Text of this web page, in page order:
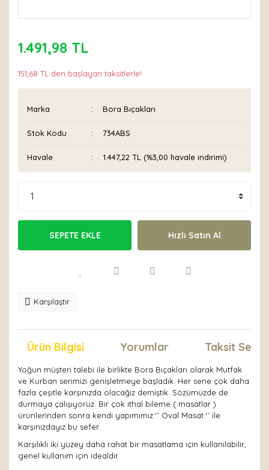
1.491,98 TL
151,68 TL den başlayan taksitlerle!
Marka Bora Bıçakları
Stok Kodu 734ABS
Havale 1.447,22 TL (%3,00 havale indirimi)
SEPETE EKLE Hızlı Satın Al
Karşılaştır
Ürün Bilgisi Yorumlar Taksit
Yoğun müşteri talebi ile birlikte Bora Bıçakları olarak Mutfak
ve Kurban serimizi genişletmeye başladık. Her sene çok daha
fazla çeşitle karşınızda olacağız demiştik. Sözümüzde de
durmaya çalışıyoruz. Bir çok ithal bileme ( masatlar )
ürünlerinden sonra kendi yapımımız ‘’ Oval Masat ‘’ ile
karşınızdayız bu sefer.
Karşılıklı iki yüzey daha rahat bir masatlama için kullanılabilir,
genel kullanım için idealdir.